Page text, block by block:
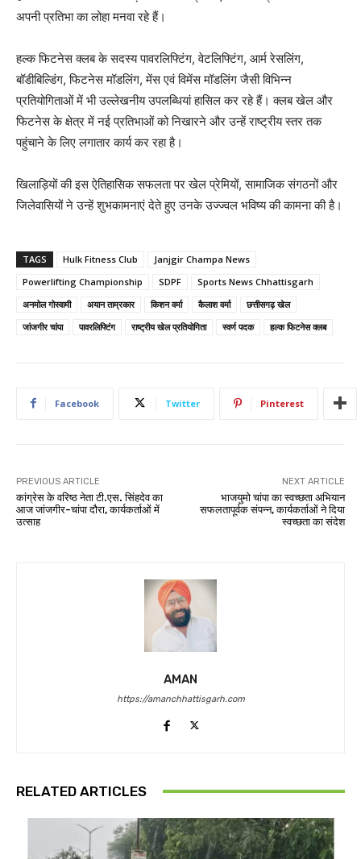
अपनी प्रतिभा का लोहा मनवा रहे हैं।
हल्क फिटनेस क्लब के सदस्य पावरलिफ्टिंग, वेटलिफ्टिंग, आर्म रेसलिंग,
बॉडीबिल्डिंग, फिटनेस मॉडलिंग, मेंस एवं विमेंस मॉडलिंग जैसी विभिन्न
प्रतियोगिताओं में भी उल्लेखनीय उपलब्धियां हासिल कर रहे हैं। क्लब खेल और
फिटनेस के क्षेत्र में नई प्रतिभाओं को निखारने और उन्हें राष्ट्रीय स्तर तक
पहुंचाने के लिए लगातार कार्य कर रहा है।
खिलाड़ियों की इस ऐतिहासिक सफलता पर खेल प्रेमियों, सामाजिक संगठनों और
जिलेवासियों ने उन्हें शुभकामनाएं देते हुए उनके उज्ज्वल भविष्य की कामना की है।
TAGS Hulk Fitness Club
Janjgir Champa News
Powerlifting Championship
SDPF
Sports News Chhattisgarh
अनमोल गोस्वामी
अयान ताम्रकार किशन वर्मा कैलाश वर्मा
छत्तीसगढ़ खेल
जांजगीर चांपा
पावरलिफ्टिंग राष्ट्रीय खेल प्रतियोगिता स्वर्ण पदक हल्क फिटनेस क्लब
Facebook Twitter Pinterest
PREVIOUS ARTICLE
कांग्रेस के वरिष्ठ नेता टी.एस. सिंहदेव का
आज जांजगीर-चांपा दौरा, कार्यकर्ताओं में
उत्साह
NEXT ARTICLE
भाजयुमो चांपा का स्वच्छता अभियान
सफलतापूर्वक संपन्न, कार्यकर्ताओं ने दिया
स्वच्छता का संदेश
AMAN
https://amanchhattisgarh.com
RELATED ARTICLES